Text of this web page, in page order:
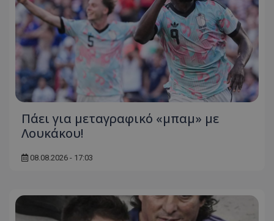
Πάει για μεταγραφικό «μπαμ» με
Λουκάκου!
08.08.2026 - 17:03